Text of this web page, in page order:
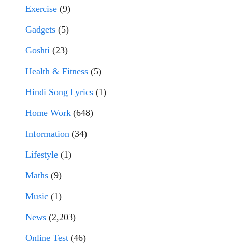
Exercise (9)
Gadgets (5)
Goshti (23)
Health & Fitness (5)
Hindi Song Lyrics (1)
Home Work (648)
Information (34)
Lifestyle (1)
Maths (9)
Music (1)
News (2,203)
Online Test (46)